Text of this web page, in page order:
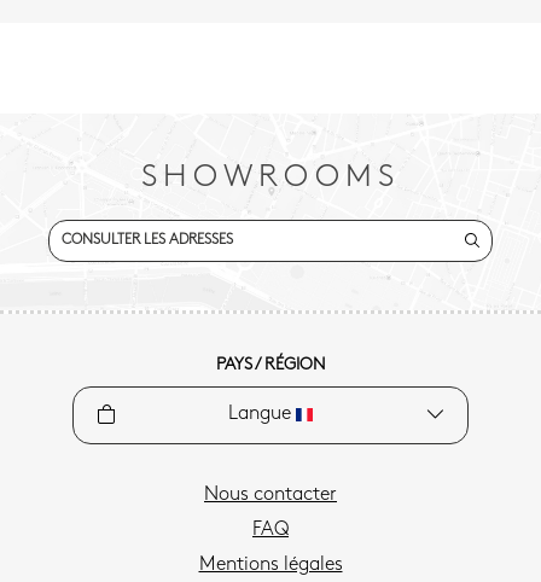
SHOWROOMS
CONSULTER LES ADRESSES
PAYS / RÉGION
Langue
Nous contacter
FAQ
Mentions légales